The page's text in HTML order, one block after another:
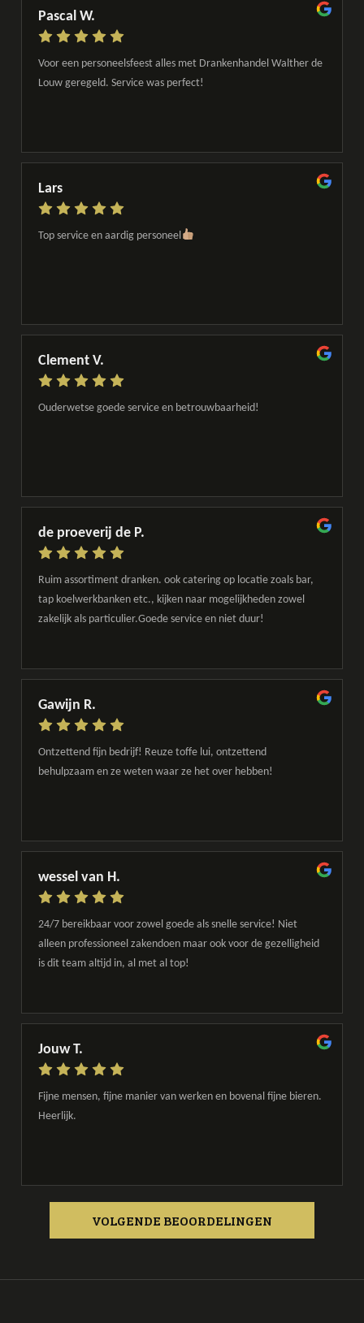
Pascal W.
Voor een personeelsfeest alles met Drankenhandel Walther de
Louw geregeld. Service was perfect!
Lars
Top service en aardig personeel
Clement V.
Ouderwetse goede service en betrouwbaarheid!
de proeverij de P.
Ruim assortiment dranken. ook catering op locatie zoals bar,
tap koelwerkbanken etc., kijken naar mogelijkheden zowel
zakelijk als particulier.Goede service en niet duur!
Gawijn R.
Ontzettend fijn bedrijf! Reuze toffe lui, ontzettend
behulpzaam en ze weten waar ze het over hebben!
wessel van H.
24/7 bereikbaar voor zowel goede als snelle service! Niet
alleen professioneel zakendoen maar ook voor de gezelligheid
is dit team altijd in, al met al top!
Jouw T.
Fijne mensen, fijne manier van werken en bovenal fijne bieren.
Heerlijk.
VOLGENDE BEOORDELINGEN